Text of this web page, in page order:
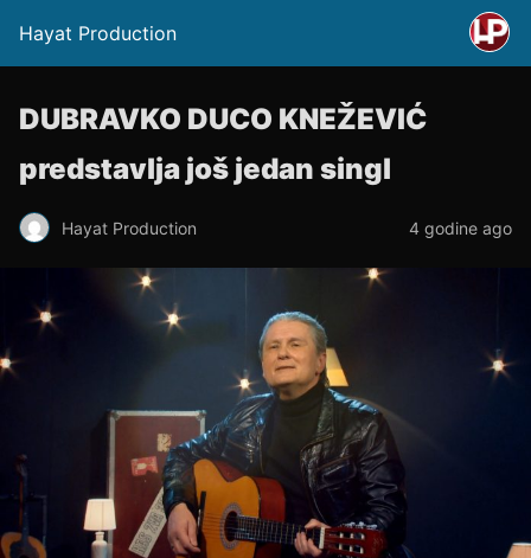
Hayat Production
DUBRAVKO DUCO KNEŽEVIĆ
predstavlja još jedan singl
Hayat Production 4 godine ago